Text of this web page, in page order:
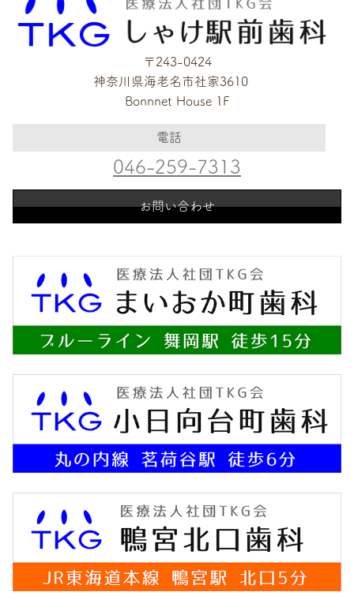
〒243-0424
神奈川県海老名市社家3610
Bonnnet House 1F
電話
046-259-7313
お問い合わせ